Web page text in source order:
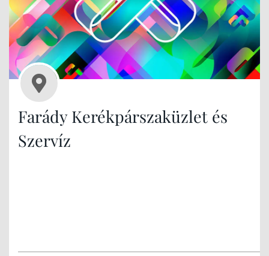
Farády Kerékpárszaküzlet és
Szervíz